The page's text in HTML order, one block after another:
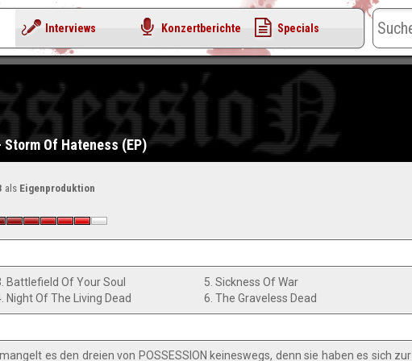
Of Hateness (EP)
als Eigenproduktion
Battlefield Of Your Soul
Night Of The Living Dead
5. Sickness Of War
6. The Graveless Dead
es den dreien von POSSESSION keineswegs, denn sie haben es sich zur
Interviews Konzertberichte Specials